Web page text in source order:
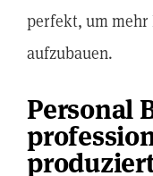
perfekt, um mehr
aufzubauen.
Personal